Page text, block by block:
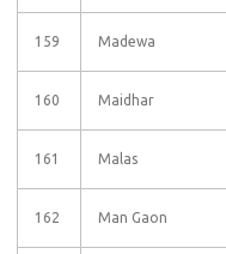
159 Madewa
160 Maidhar
161 Malas
162 Man Gaon